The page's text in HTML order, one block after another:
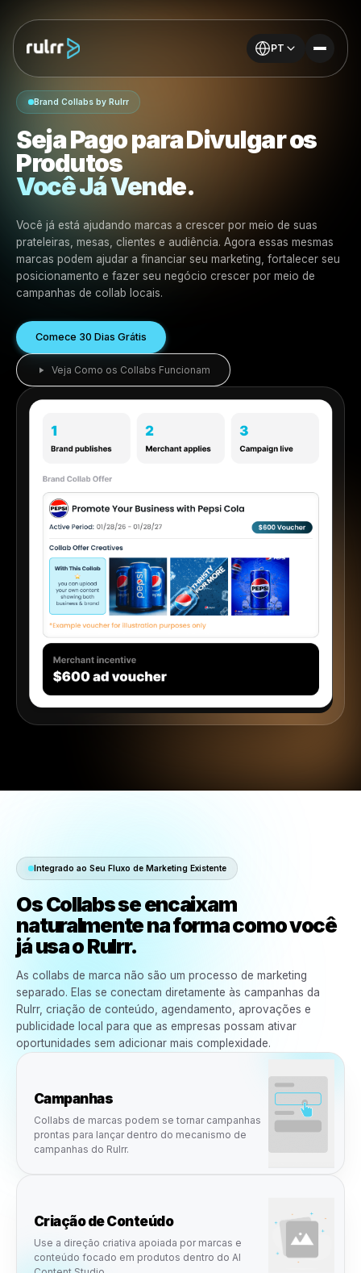
PT
Seja Pago para Divulgar
Produtos
Você Já Vende.
Você já está ajudando marcas a crescer por meio de
prateleiras, mesas, clientes e audiência. Agora essas
marcas podem ajudar a financiar seu marketing,
posicionamento e fazer seu negócio crescer por meio
campanhas de collab locais.
Comece 30 Dias Grátis
Veja Como os Collabs Funcionam
Integrado ao Seu Fluxo de Marketing Existente
Os Collabs se encaixam
naturalmente na forma como
já usa o Rulrr.
As collabs de marca não são um processo de marketing
Rulrr, criação de conteúdo, agendamento, aprovações
oportunidades sem adicionar mais complexidade.